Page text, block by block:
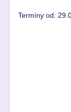
Termíny od: